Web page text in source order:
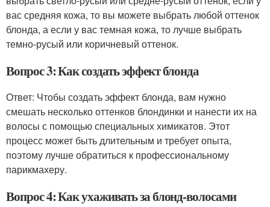
вас средняя кожа, то вы можете выбрать любой оттенок
блонда, а если у вас темная кожа, то лучше выбрать
темно-русый или коричневый оттенок.
Вопрос 3: Как создать эффект блонда
Ответ: Чтобы создать эффект блонда, вам нужно
смешать несколько оттенков блондинки и нанести их на
волосы с помощью специальных химикатов. Этот
процесс может быть длительным и требует опыта,
поэтому лучше обратиться к профессиональному
парикмахеру.
Вопрос 4: Как ухаживать за блонд-волосами